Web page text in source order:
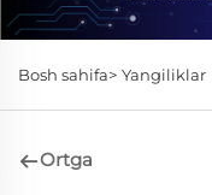
Bosh sahifa> Yangiliklar
Ortga